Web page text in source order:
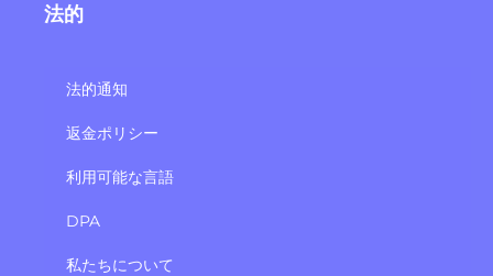
法的
法的通知
返金ポリシー
利用可能な言語
DPA
私たちについて